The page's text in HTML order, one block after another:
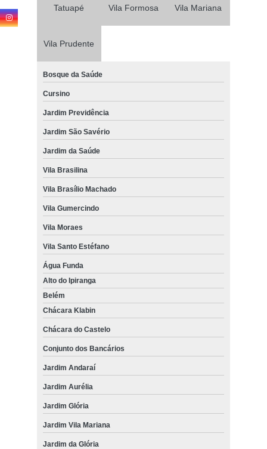
Tatuapé Vila Formosa Vila Mariana
Vila Prudente
Bosque da Saúde
Cursino
Jardim Previdência
Jardim São Savério
Jardim da Saúde
Vila Brasilina
Vila Brasílio Machado
Vila Gumercindo
Vila Moraes
Vila Santo Estéfano
Água Funda
Alto do Ipiranga
Belém
Chácara Klabin
Chácara do Castelo
Conjunto dos Bancários
Jardim Andaraí
Jardim Aurélia
Jardim Glória
Jardim Vila Mariana
Jardim da Glória